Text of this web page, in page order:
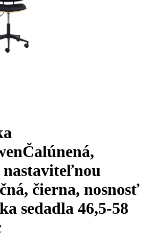
Čalúnená,
nastaviteľnou
čierna, nosnosť
sedadla 46,5-58